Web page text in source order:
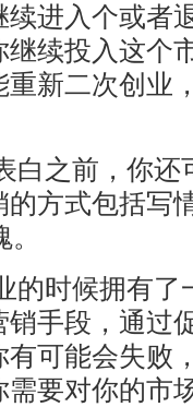
进入个或者
续投入这个
新二次创业
白之前，你还
方式包括写
的时候拥有了
手段，通过
可能会失败
要对你的市